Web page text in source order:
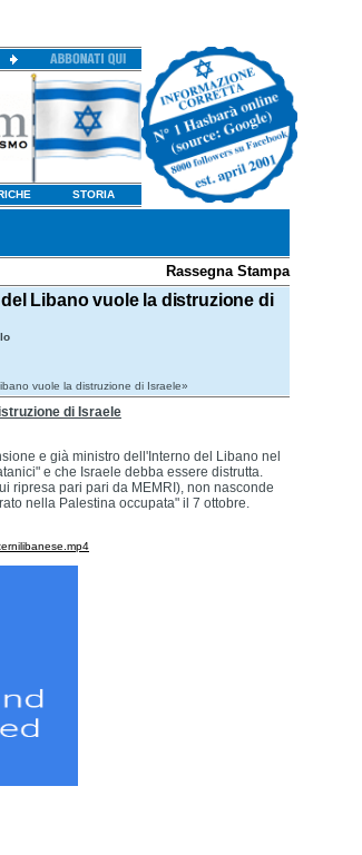
STORIA
Rassegna Stampa
Libano vuole la distruzione di
vuole la distruzione di Israele»
di Israele
e già ministro dell'Interno del Libano nel
e che Israele debba essere distrutta.
ripresa pari pari da MEMRI), non nasconde
nella Palestina occupata" il 7 ottobre.